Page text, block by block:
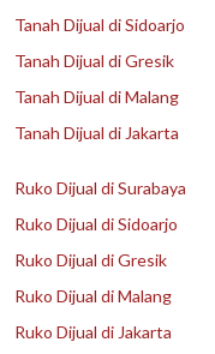
Tanah Dijual di Sidoarjo
Tanah Dijual di Gresik
Tanah Dijual di Malang
Tanah Dijual di Jakarta
Ruko Dijual di Surabaya
Ruko Dijual di Sidoarjo
Ruko Dijual di Gresik
Ruko Dijual di Malang
Ruko Dijual di Jakarta